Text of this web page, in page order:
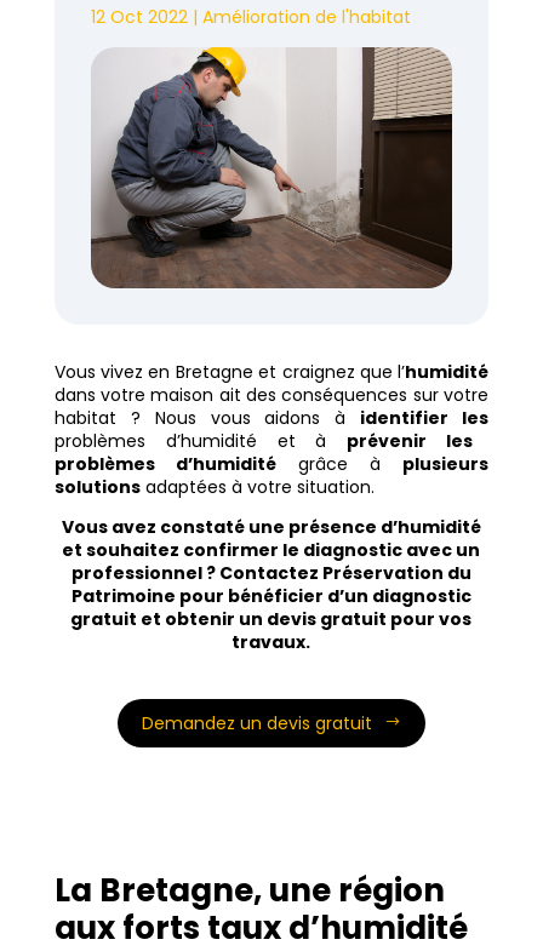
12 Oct 2022| Amélioration de l'habitat
Vous vivez en Bretagne et craignez que l’humidité
dans votre maison ait des conséquences sur votre
habitat ? Nous vous aidons à identifier les
problèmes d’humidité et à prévenir les
problèmes d’humiditégrâce à plusieurs
solutionsadaptées à votre situation.
Vous avez constaté une présence d’humidité
et souhaitez confirmer le diagnostic avec un
professionnel ? Contactez Préservation du
Patrimoine pour bénéficier d’un diagnostic
gratuit et obtenir un devis gratuit pour vos
travaux.
Demandez un devis gratuit
La Bretagne, une région
aux forts taux d’humidité